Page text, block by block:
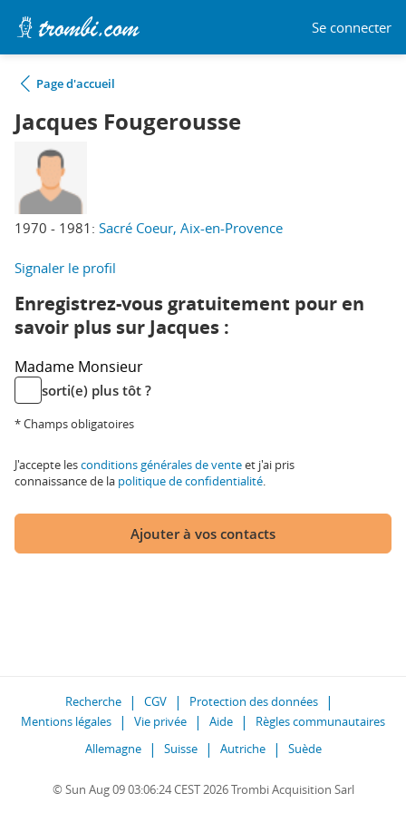
Se connecter
Page d'accueil
Jacques Fougerousse
1970 - 1981: Sacré Coeur, Aix-en-Provence
Signaler le profil
Enregistrez-vous gratuitement pour en
savoir plus sur Jacques :
Madame Monsieur
sorti(e) plus tôt ?
* Champs obligatoires
J'accepte lesconditions générales de venteet j'ai pris
connaissance de la politique de confidentialité.
Ajouter à vos contacts
Recherche CGV
Protection des données
Mentions légales
Vie privée Aide
Règles communautaires
Allemagne
Suisse Autriche Suède
© Sun Aug 09 03:06:24 CEST 2026 Trombi Acquisition Sarl